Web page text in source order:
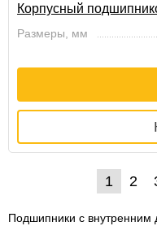
Корпусный
Размеры, мм
1 2
Подшипники с